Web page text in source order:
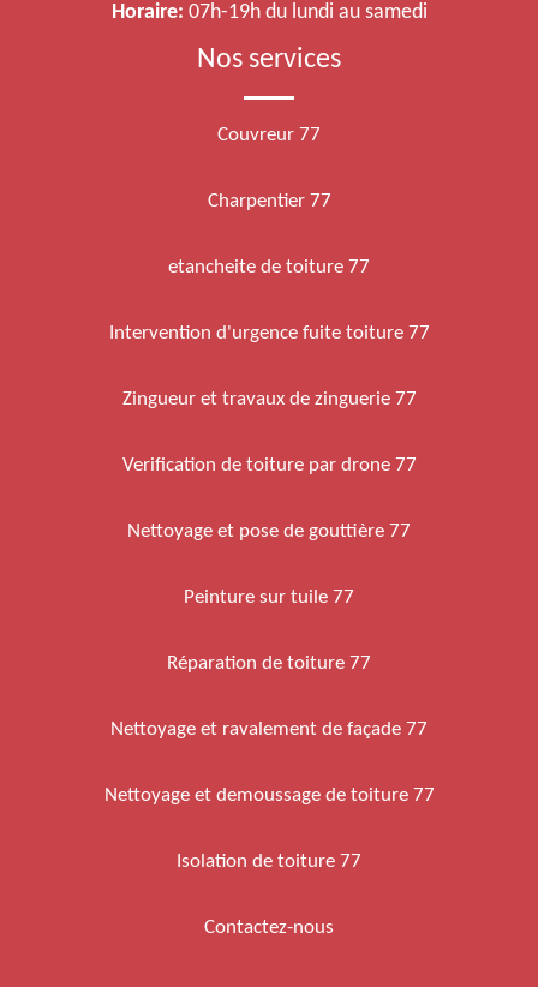
Horaire: 07h-19h du lundi au samedi
Nos services
Couvreur 77
Charpentier 77
etancheite de toiture 77
Intervention d'urgence fuite toiture 77
Zingueur et travaux de zinguerie 77
Verification de toiture par drone 77
Nettoyage et pose de gouttière 77
Peinture sur tuile 77
Réparation de toiture 77
Nettoyage et ravalement de façade 77
Nettoyage et demoussage de toiture 77
Isolation de toiture 77
Contactez-nous